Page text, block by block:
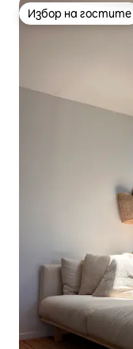
Избор на гостите
Избор на гостите